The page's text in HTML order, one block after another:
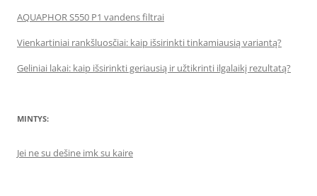
AQUAPHOR S550 P1 vandens filtrai
Vienkartiniai rankšluosčiai: kaip išsirinkti tinkamiausią variantą?
Geliniai lakai: kaip išsirinkti geriausią ir užtikrinti ilgalaikį rezultatą?
MINTYS:
Jei ne su dešine imk su kaire